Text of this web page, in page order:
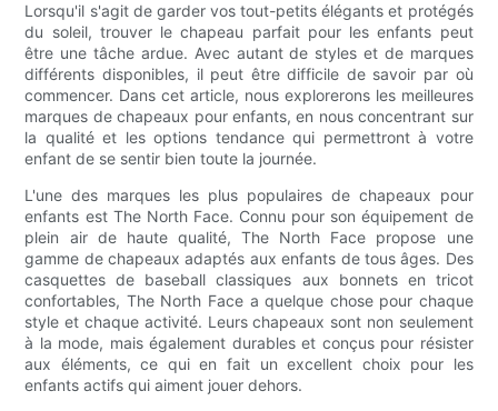
Lorsqu'il s'agit de garder vos tout-petits élégants et protégés
du soleil, trouver le chapeau parfait pour les enfants peut
être une tâche ardue. Avec autant de styles et de marques
différents disponibles, il peut être difficile de savoir par où
commencer. Dans cet article, nous explorerons les meilleures
marques de chapeaux pour enfants, en nous concentrant sur
la qualité et les options tendance qui permettront à votre
enfant de se sentir bien toute la journée.
L'une des marques les plus populaires de chapeaux pour
enfants est The North Face. Connu pour son équipement de
plein air de haute qualité, The North Face propose une
gamme de chapeaux adaptés aux enfants de tous âges. Des
casquettes de baseball classiques aux bonnets en tricot
confortables, The North Face a quelque chose pour chaque
style et chaque activité. Leurs chapeaux sont non seulement
à la mode, mais également durables et conçus pour résister
aux éléments, ce qui en fait un excellent choix pour les
enfants actifs qui aiment jouer dehors.